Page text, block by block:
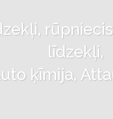
līdzekļi,
ķīmija,